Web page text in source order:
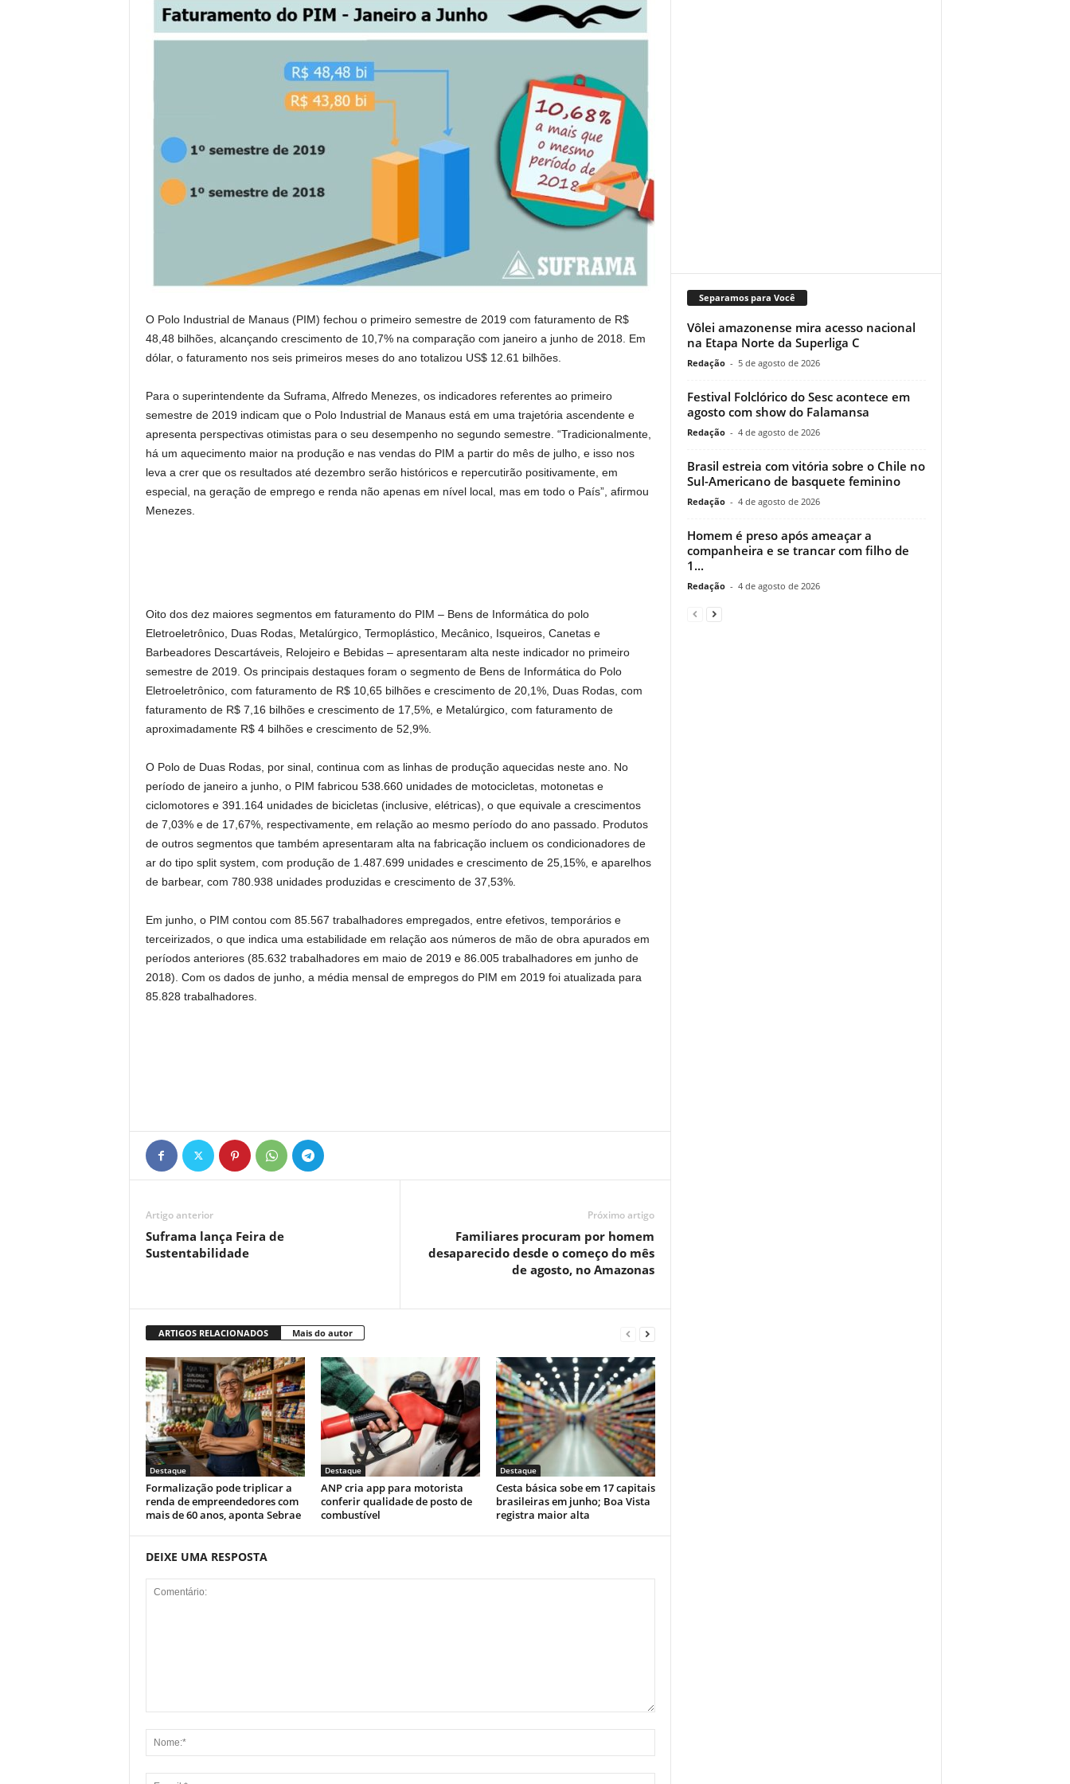
O Polo Industrial de Manaus (PIM) fechou o primeiro semestre de 2019 com faturamento de R$
48,48 bilhões, alcançando crescimento de 10,7% na comparação com janeiro a junho de 2018. Em
dólar, o faturamento nos seis primeiros meses do ano totalizou US$ 12.61 bilhões.
Para o superintendente da Suframa, Alfredo Menezes, os indicadores referentes ao primeiro
semestre de 2019 indicam que o Polo Industrial de Manaus está em uma trajetória ascendente e
apresenta perspectivas otimistas para o seu desempenho no segundo semestre. “Tradicionalmente,
há um aquecimento maior na produção e nas vendas do PIM a partir do mês de julho, e isso nos
leva a crer que os resultados até dezembro serão históricos e repercutirão positivamente, em
especial, na geração de emprego e renda não apenas em nível local, mas em todo o País”, afirmou
Menezes.
Oito dos dez maiores segmentos em faturamento do PIM – Bens de Informática do polo
Eletroeletrônico, Duas Rodas, Metalúrgico, Termoplástico, Mecânico, Isqueiros, Canetas e
Barbeadores Descartáveis, Relojeiro e Bebidas – apresentaram alta neste indicador no primeiro
semestre de 2019. Os principais destaques foram o segmento de Bens de Informática do Polo
Eletroeletrônico, com faturamento de R$ 10,65 bilhões e crescimento de 20,1%, Duas Rodas, com
faturamento de R$ 7,16 bilhões e crescimento de 17,5%, e Metalúrgico, com faturamento de
aproximadamente R$ 4 bilhões e crescimento de 52,9%.
O Polo de Duas Rodas, por sinal, continua com as linhas de produção aquecidas neste ano. No
período de janeiro a junho, o PIM fabricou 538.660 unidades de motocicletas, motonetas e
ciclomotores e 391.164 unidades de bicicletas (inclusive, elétricas), o que equivale a crescimentos
de 7,03% e de 17,67%, respectivamente, em relação ao mesmo período do ano passado. Produtos
de outros segmentos que também apresentaram alta na fabricação incluem os condicionadores de
ar do tipo split system, com produção de 1.487.699 unidades e crescimento de 25,15%, e aparelhos
de barbear, com 780.938 unidades produzidas e crescimento de 37,53%.
Em junho, o PIM contou com 85.567 trabalhadores empregados, entre efetivos, temporários e
terceirizados, o que indica uma estabilidade em relação aos números de mão de obra apurados em
períodos anteriores (85.632 trabalhadores em maio de 2019 e 86.005 trabalhadores em junho de
2018). Com os dados de junho, a média mensal de empregos do PIM em 2019 foi atualizada para
85.828 trabalhadores.
Artigo anterior
Suframa lança Feira de
Sustentabilidade
Próximo artigo
Familiares procuram por homem
desaparecido desde o começo do mês
de agosto, no Amazonas
ARTIGOS RELACIONADOS Mais do autor
Destaque
Formalização pode triplicar a
renda de empreendedores com
mais de 60 anos, aponta Sebrae
Destaque
ANP cria app para motorista
conferir qualidade de posto de
combustível
Destaque
Cesta básica sobe em 17 capitais
brasileiras em junho; Boa Vista
registra maior alta
DEIXE UMA RESPOSTA
Separamos para Você
Vôlei amazonense mira acesso nacional
na Etapa Norte da Superliga C
Redação - 5 de agosto de 2026
Festival Folclórico do Sesc acontece em
agosto com show do Falamansa
Redação - 4 de agosto de 2026
Brasil estreia com vitória sobre o Chile no
Sul-Americano de basquete feminino
Redação - 4 de agosto de 2026
Homem é preso após ameaçar a
companheira e se trancar com filho de
1...
Redação - 4 de agosto de 2026